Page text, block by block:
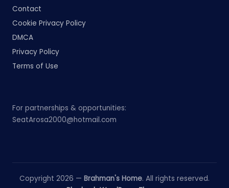
Contact
Cookie Privacy Policy
DMCA
Privacy Policy
Terms of Use
For partnerships & opportunities:
SeatArosa2000@hotmail.com
Copyright 2026 — Brahman's Home. All rights reserved.